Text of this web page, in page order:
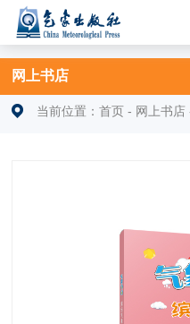
网上书店
当前位置：首页 - 网上书店